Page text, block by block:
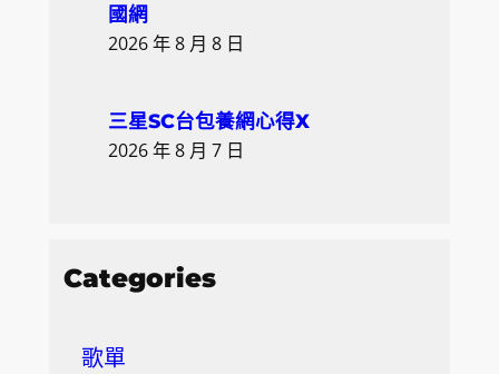
國網
2026 年 8 月 8 日
三星SC台包養網心得X
2026 年 8 月 7 日
Categories
歌單